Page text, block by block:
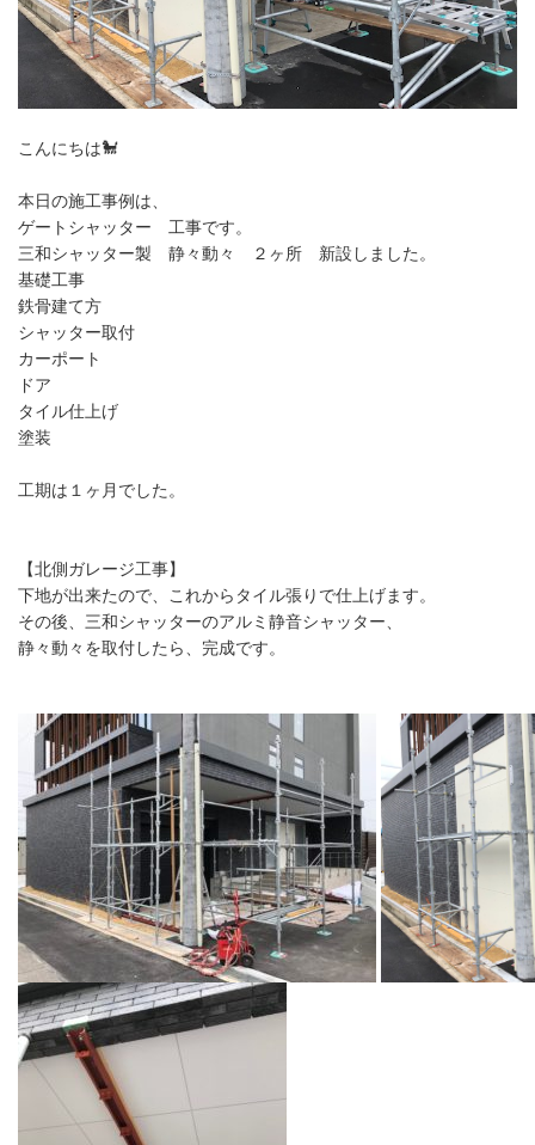
こんにちは🐩
本日の施工事例は、
ゲートシャッター 工事です。
三和シャッター製　静々動々　２ヶ所　新設しました。
基礎工事
鉄骨建て方
シャッター取付
カーポート
ドア
タイル仕上げ
塗装
工期は１ヶ月でした。
【北側ガレージ工事】
下地が出来たので、これからタイル張りで仕上げます。
その後、三和シャッターのアルミ静音シャッター、